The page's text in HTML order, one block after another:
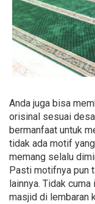
Anda juga bisa
orisinal sesuai
bermanfaat untuk
tidak ada motif
memang selalu
Pasti motifnya pun
lainnya. Tidak cuma
masjid di lembaran